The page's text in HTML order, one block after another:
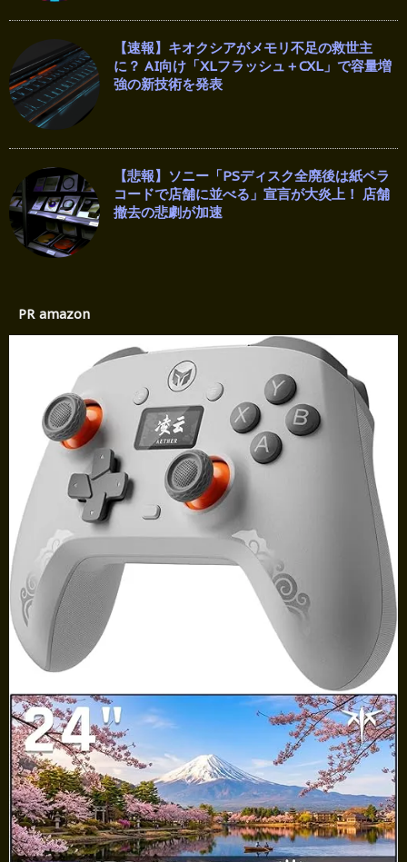
【速報】キオクシアがメモリ不足の救世主
に？ AI向け「XLフラッシュ＋CXL」で容量増
強の新技術を発表
【悲報】ソニー「PSディスク全廃後は紙ペラ
コードで店舗に並べる」宣言が大炎上！ 店舗
撤去の悲劇が加速
PR amazon